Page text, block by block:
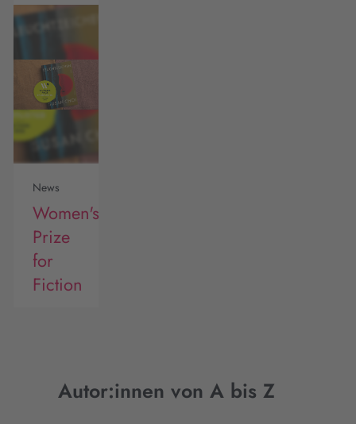
News
Women's
Prize
for
Fiction
Autor:innen von A bis Z